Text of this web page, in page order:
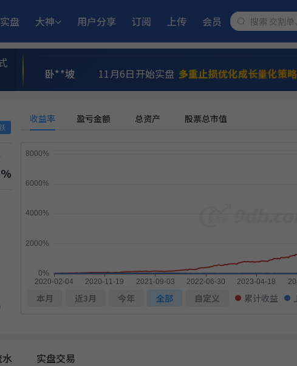
盘 大神 用户分享 订阅 上传 会员
⭐
民**江 11月25日开始实盘 多重止损优化成长量化策
A**e
收益率 盈亏金额 总资产 股票总市值
本月 近3月 今年 全部 自定义 累计收益
水 实盘交易